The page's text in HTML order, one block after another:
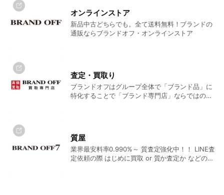
オンラインストア
新品中古どちらでも。全て送料無料！ブランドの
通販ならブランドオフ・オンラインストア
査定・買取り
ブランドオフはグループ全体で「ブランド品」に
特化することで「ブランド専門店」ならではの強
質屋
業界最安料率0.990%～ 質査定強化中！！ LINE査
定依頼の際 はじめに買取 or 質か査定か などの買